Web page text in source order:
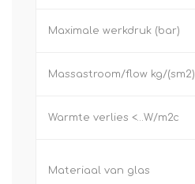
Maximale werkdruk (bar)
Massastroom/flow kg/(sm2)
Warmte verlies <…W/m2c
Materiaal van glas